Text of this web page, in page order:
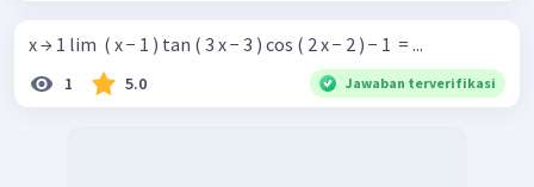
x → 1 lim ​ ( x − 1 ) tan ( 3 x − 3 ) cos ( 2 x − 2 ) − 1 ​ = ...
1 5.0 Jawaban terverifikasi